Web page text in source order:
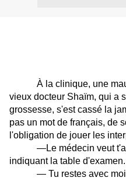
ÇA Y
À la clinique, une
vieux docteur Shaïm, qui a
grossesse, s'est cassé la
pas un mot de français, de
l'obligation de jouer les
—Le médecin veut
indiquant la table d'examen.
— Tu restes avec